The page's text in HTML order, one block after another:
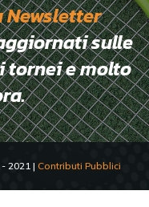
sulle
e molto
2021 | Contributi Pubblici